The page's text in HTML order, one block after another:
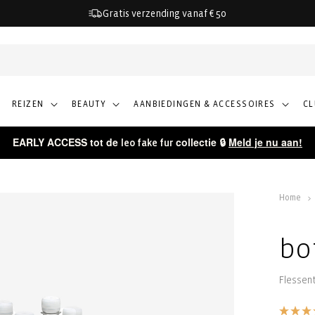
Gratis verzending vanaf € 50
REIZEN BEAUTY AANBIEDINGEN & ACCESSOIRES
EARLY ACCESS tot de leo fake fur collectie 🔒 Meld je nu aan!
Home